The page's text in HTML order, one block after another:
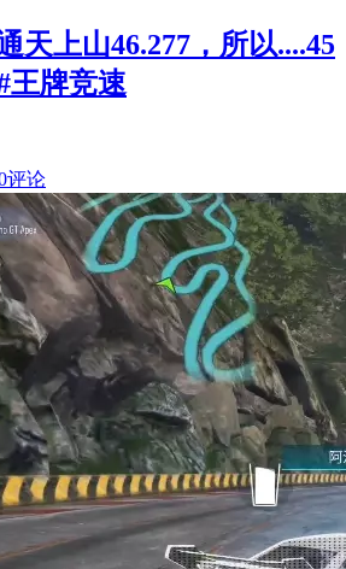
天上山46.277，所以....45
王牌竞速
评论